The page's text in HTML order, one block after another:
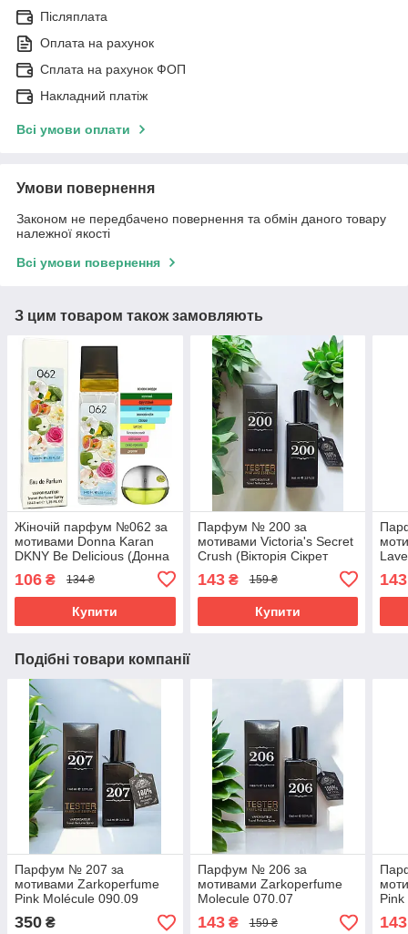
Післяплата
Оплата на рахунок
Сплата на рахунок ФОП
Накладний платіж
Всі умови оплати
Умови повернення
Законом не передбачено повернення та обмін даного товару
належної якості
Всі умови повернення
З цим товаром також замовляють
Жіночій парфум №062 за
мотивами Donna Karan
DKNY Be Delicious (Донна
Каран Би Делишес) 40 мл
106 ₴ 134 ₴
Купити
Парфум № 200 за
мотивами Victoria's Secret
Crush (Вікторія Сікрет
143₴ 159 ₴
Купити
мл
143
Подібні товари компанії
Парфум № 207 за
мотивами Zarkoperfume
Pink Molécule 090.09
Молекула 090.09) 65 мл
350 ₴
Парфум № 206 за
мотивами Zarkoperfume
Molecule 070.07
Молекула 070.07) 65 мл
143₴ 159 ₴
Pink
143